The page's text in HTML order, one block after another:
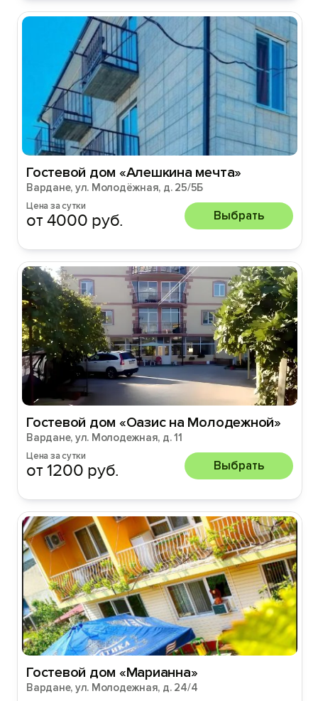
Гостевой дом «Алешкина мечта»
Вардане, ул. Молодёжная, д. 25/5Б
Цена за сутки
от 4000 руб. Выбрать
Гостевой дом «Оазис на Молодежной»
Вардане, ул. Молодежная, д. 11
Цена за сутки
от 1200 руб. Выбрать
Гостевой дом «Марианна»
Вардане, ул. Молодежная, д. 24/4